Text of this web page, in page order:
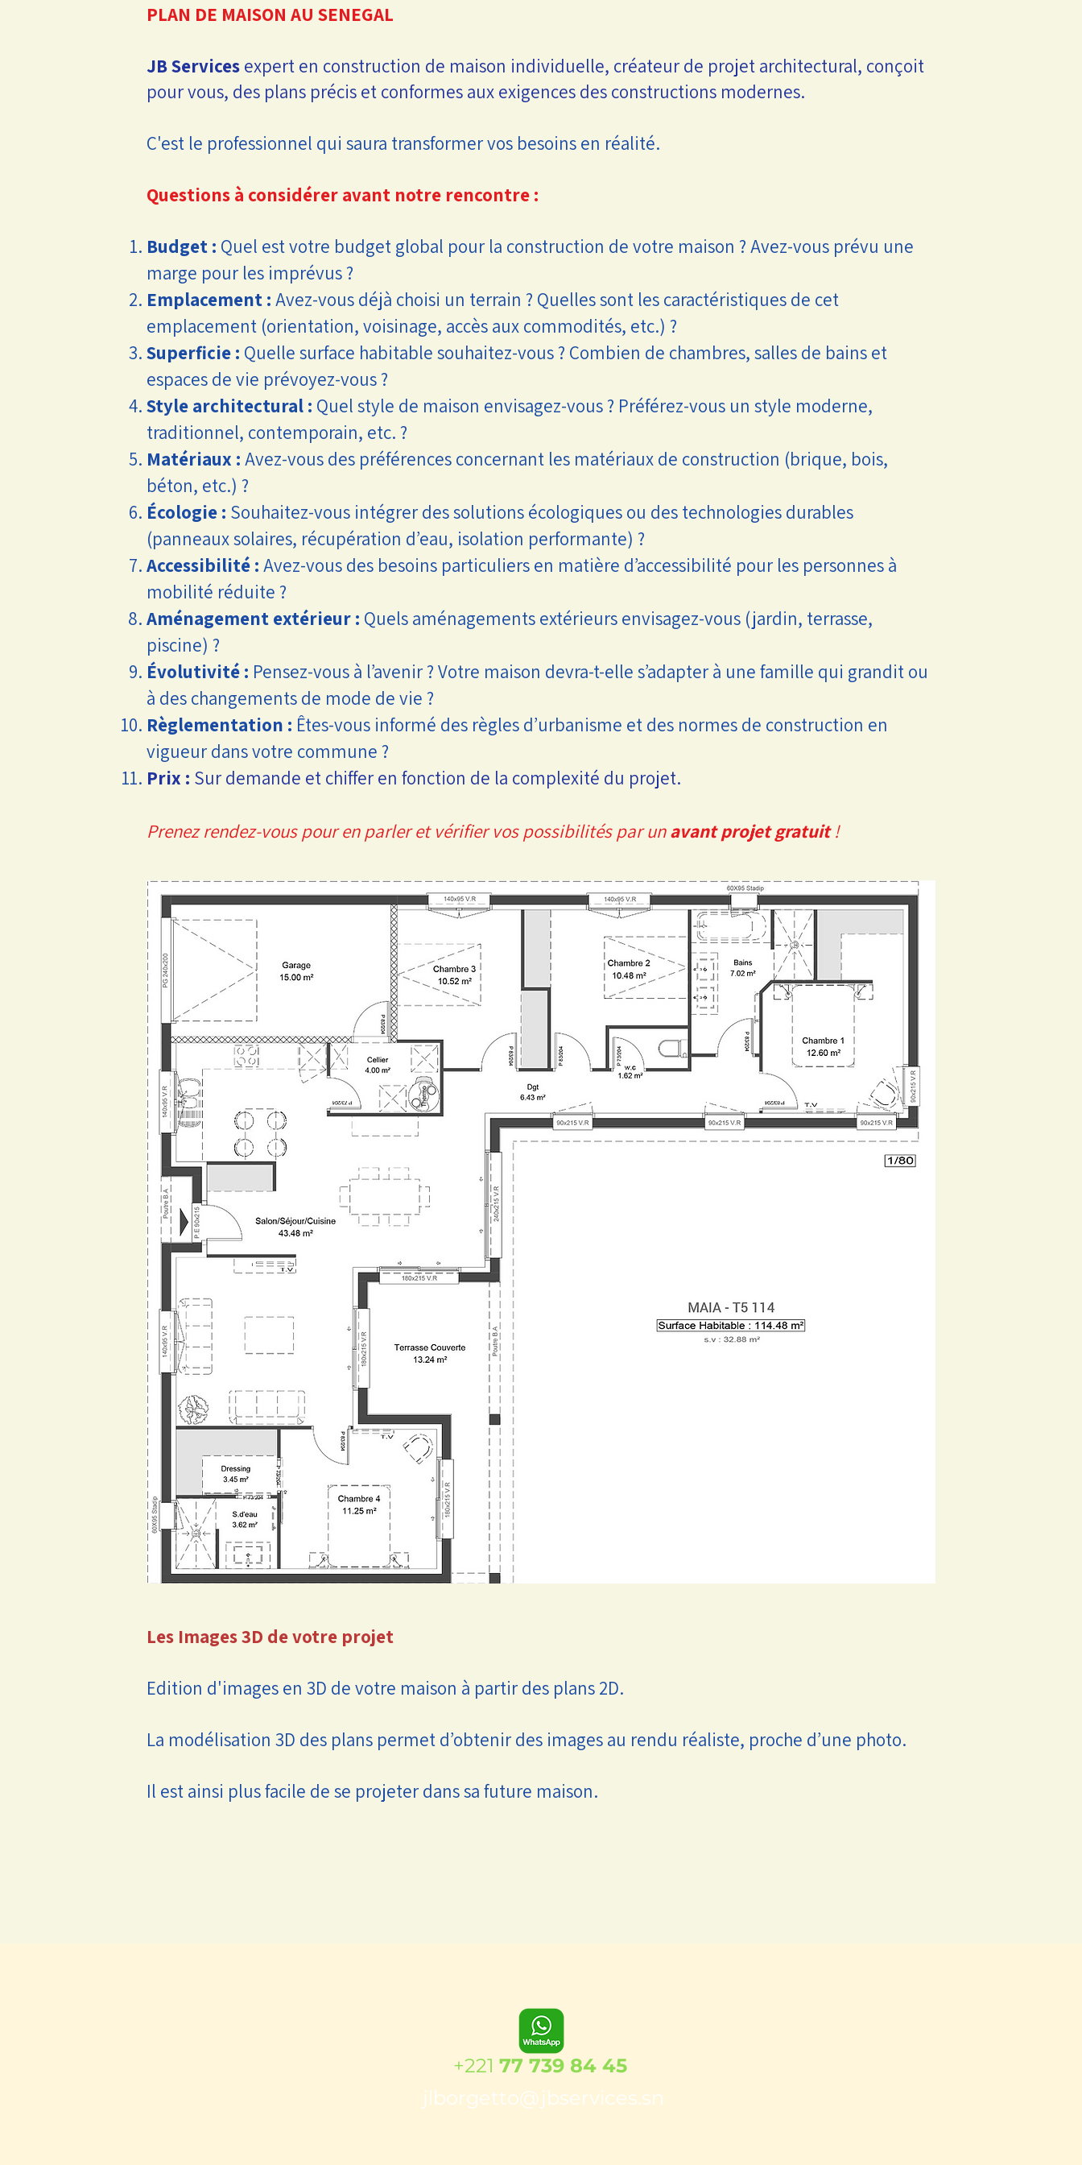
PLAN DE MAISON AU SENEGAL
JB Services expert en construction de maison individuelle, créateur de projet architectural, conçoit
pour vous, des plans précis et conformes aux exigences des constructions modernes.
C'est le professionnel qui saura transformer vos besoins en réalité.
Questions à considérer avant notre rencontre :
Budget : Quel est votre budget global pour la construction de votre maison ? Avez-vous prévu une
marge pour les imprévus ?
Emplacement : Avez-vous déjà choisi un terrain ? Quelles sont les caractéristiques de cet
emplacement (orientation, voisinage, accès aux commodités, etc.) ?
Superficie : Quelle surface habitable souhaitez-vous ? Combien de chambres, salles de bains et
espaces de vie prévoyez-vous ?
Style architectural : Quel style de maison envisagez-vous ? Préférez-vous un style moderne,
traditionnel, contemporain, etc. ?
Matériaux : Avez-vous des préférences concernant les matériaux de construction (brique, bois,
béton, etc.) ?
Écologie : Souhaitez-vous intégrer des solutions écologiques ou des technologies durables
(panneaux solaires, récupération d’eau, isolation performante) ?
Accessibilité : Avez-vous des besoins particuliers en matière d’accessibilité pour les personnes à
mobilité réduite ?
Aménagement extérieur : Quels aménagements extérieurs envisagez-vous (jardin, terrasse,
piscine) ?
Évolutivité : Pensez-vous à l’avenir ? Votre maison devra-t-elle s’adapter à une famille qui grandit ou
à des changements de mode de vie ?
Règlementation : Êtes-vous informé des règles d’urbanisme et des normes de construction en
vigueur dans votre commune ?
Prix : Sur demande et chiffer en fonction de la complexité du projet.
Prenez rendez-vous pour en parler et vérifier vos possibilités par unavant projet gratuit!
Les Images 3D de votre projet
Edition d'images en 3D de votre maison à partir des plans 2D.
La modélisation 3D des plans permet d’obtenir des images au rendu réaliste, proche d’une photo.
Il est ainsi plus facile de se projeter dans sa future maison.
+221 77 739 84 45
jlborgetto@jbservices.sn